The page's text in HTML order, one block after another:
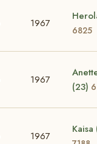
1967
6825
1967
(23)
1967
Kaisa